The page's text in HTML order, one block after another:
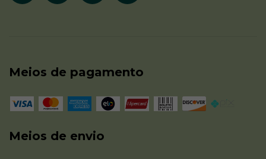
Meios de pagamento
Meios de envio